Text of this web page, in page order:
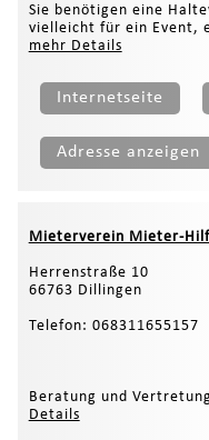
Sie benötigen eine
vielleicht für ein Event,
mehr Details
Internetseite
Adresse anzeigen
Mieterverein Mieter-
Herrenstraße 10
66763 Dillingen
Telefon: 068311655157
Beratung und
Details